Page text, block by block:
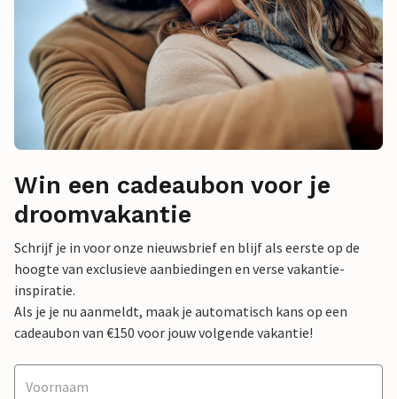
Win een cadeaubon voor je
droomvakantie
Schrijf je in voor onze nieuwsbrief en blijf als eerste op de
hoogte van exclusieve aanbiedingen en verse vakantie-
inspiratie.
Als je je nu aanmeldt, maak je automatisch kans op een
cadeaubon van €150 voor jouw volgende vakantie!